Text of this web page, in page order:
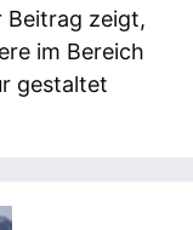
Beitrag zeigt,
im Bereich
gestaltet